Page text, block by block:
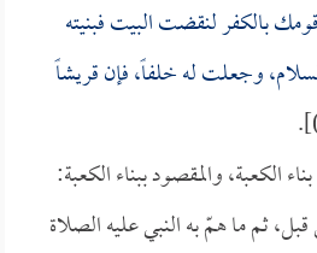
بالكفر لنقضت البيت فبنيته
وجعلت له خلفاً، فإن قريشاً
الكعبة، والمقصود ببناء الكعبة:
ثم ما همّ به النبي عليه الصلاة